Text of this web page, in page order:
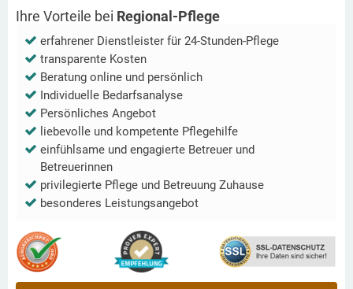
Ihre Vorteile bei Regional-Pflege
erfahrener Dienstleister für 24-Stunden-Pflege
transparente Kosten
Beratung online und persönlich
Individuelle Bedarfsanalyse
Persönliches Angebot
liebevolle und kompetente Pflegehilfe
einfühlsame und engagierte Betreuer und
Betreuerinnen
privilegierte Pflege und Betreuung Zuhause
besonderes Leistungsangebot